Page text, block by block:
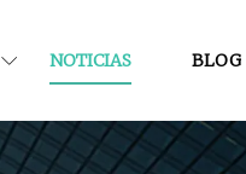
NOTICIAS BLOG